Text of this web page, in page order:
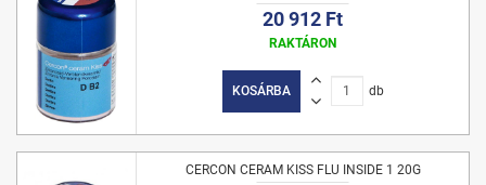
20 912 Ft
RAKTÁRON
KOSÁRBA db
CERCON CERAM KISS FLU INSIDE 1 20G